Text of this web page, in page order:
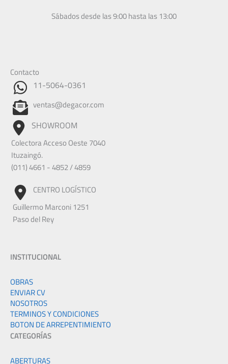
Sábados desde las 9:00 hasta las 13:00
Contacto
11-5064-0361
ventas@degacor.com
SHOWROOM
Colectora Acceso Oeste 7040
Ituzaingó.
(011) 4661 - 4852 / 4859
CENTRO LOGÍSTICO
Guillermo Marconi 1251
Paso del Rey
INSTITUCIONAL
OBRAS
ENVIAR CV
NOSOTROS
TERMINOS Y CONDICIONES
BOTON DE ARREPENTIMIENTO
CATEGORÍAS
ABERTURAS